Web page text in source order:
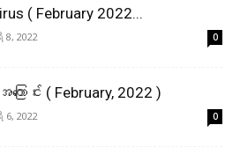
( February 2022...
8, 2022 0
ကြောင်း ( February, 2022 )
6, 2022 0